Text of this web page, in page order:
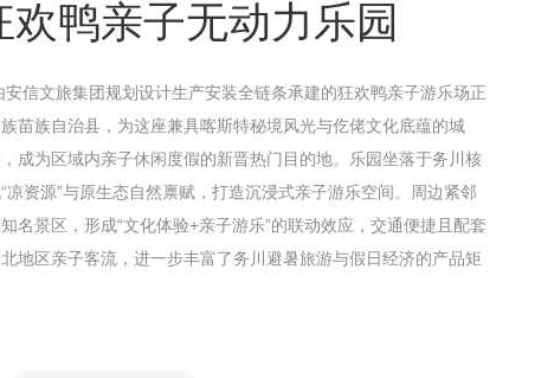
鸭亲子无动力乐园
文旅集团规划设计生产安装全链条承建的狂欢鸭亲子游乐场正
苗族自治县，为这座兼具喀斯特秘境风光与仡佬文化底蕴的城
成为区域内亲子休闲度假的新晋热门目的地。乐园坐落于务川核
凉资源”与原生态自然禀赋，打造沉浸式亲子游乐空间。周边紧邻
名景区，形成“文化体验+亲子游乐”的联动效应，交通便捷且配套
地区亲子客流，进一步丰富了务川避暑旅游与假日经济的产品矩